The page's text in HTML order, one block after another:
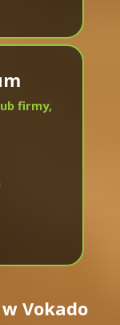
firmy,
Vokado